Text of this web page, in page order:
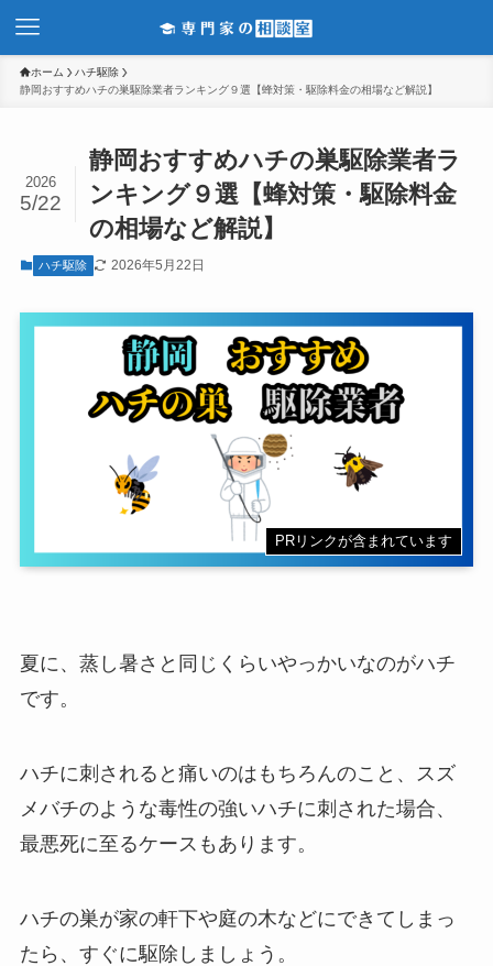
ホーム
ハチ駆除
静岡おすすめハチの巣駆除業者ランキング９選【蜂対策・駆除料金の相場など解説】
静岡おすすめハチの巣駆除業者ラ
ンキング９選【蜂対策・駆除料金
の相場など解説】
2026
5/22
ハチ駆除 2026年5月22日
PRリンクが含まれています
夏に、蒸し暑さと同じくらいやっかいなのがハチ
です。
ハチに刺されると痛いのはもちろんのこと、スズ
メバチのような毒性の強いハチに刺された場合、
最悪死に至るケースもあります。
ハチの巣が家の軒下や庭の木などにできてしまっ
たら、すぐに駆除しましょう。